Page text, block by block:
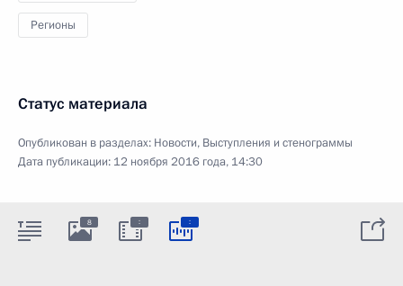
Регионы
Статус материала
Опубликован в разделах: Новости, Выступления и стенограммы
Дата публикации: 12 ноября 2016 года, 14:30
8 : :